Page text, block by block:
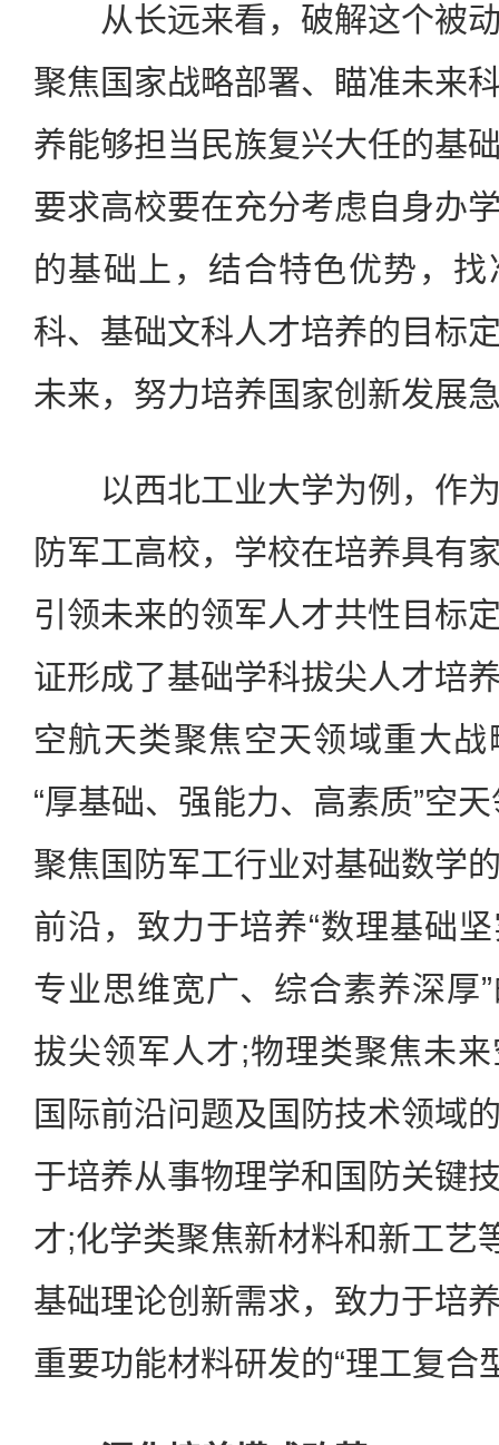
从长远来看，破解这个被动
聚焦国家战略部署、瞄准未来
养能够担当民族复兴大任的基
要求高校要在充分考虑自身办
的基础上，结合特色优势，
科、基础文科人才培养的目标
未来，努力培养国家创新发展
以西北工业大学为例，作为
防军工高校，学校在培养具有
引领未来的领军人才共性目标
证形成了基础学科拔尖人才培
空航天类聚焦空天领域重大
“厚基础、强能力、高素质”空
聚焦国防军工行业对基础数学
前沿，致力于培养“数理基础
专业思维宽广、综合素养深厚
拔尖领军人才;物理类聚焦未
国际前沿问题及国防技术领域
于培养从事物理学和国防关键
才;化学类聚焦新材料和新工艺
基础理论创新需求，致力于培
重要功能材料研发的“理工复合